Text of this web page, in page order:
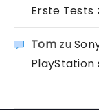
Erste Tests
Tomzu
PlayStation